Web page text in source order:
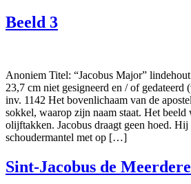
Beeld 3
Anoniem Titel: “Jacobus Major”
23,7 cm niet gesigneerd en / of gedateerd
inv. 1142 Het bovenlichaam van de
sokkel, waarop zijn naam staat. Het
olijftakken. Jacobus draagt geen hoed. Hij
schoudermantel met op […]
Sint-Jacobus de